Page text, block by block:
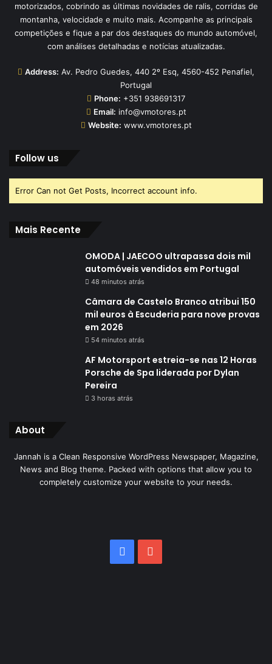
motorizados, cobrindo as últimas novidades de ralis, corridas de
montanha, velocidade e muito mais. Acompanhe as principais
competições e fique a par dos destaques do mundo automóvel,
com análises detalhadas e notícias atualizadas.
Address: Av. Pedro Guedes, 440 2º Esq, 4560-452 Penafiel,
Portugal
Phone: +351 938691317
Email: info@vmotores.pt
Website: www.vmotores.pt
Follow us
Error Can not Get Posts, Incorrect account info.
Mais Recente
OMODA | JAECOO ultrapassa dois mil
automóveis vendidos em Portugal
48 minutos atrás
Câmara de Castelo Branco atribui 150
mil euros à Escuderia para nove provas
em 2026
54 minutos atrás
AF Motorsport estreia-se nas 12 Horas
Porsche de Spa liderada por Dylan
Pereira
3 horas atrás
About
Jannah is a Clean Responsive WordPress Newspaper, Magazine,
News and Blog theme. Packed with options that allow you to
completely customize your website to your needs.
Facebook